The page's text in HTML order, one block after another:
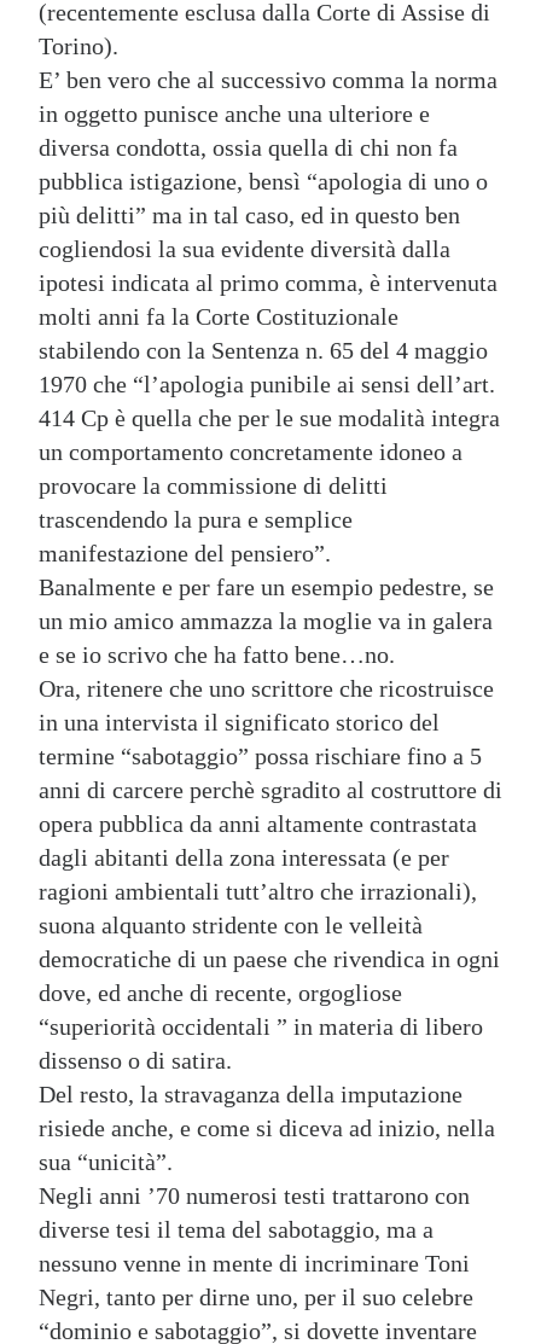
(recentemente esclusa dalla Corte di Assise di
Torino).
E’ ben vero che al successivo comma la norma
in oggetto punisce anche una ulteriore e
diversa condotta, ossia quella di chi non fa
pubblica istigazione, bensì “apologia di uno o
più delitti” ma in tal caso, ed in questo ben
cogliendosi la sua evidente diversità dalla
ipotesi indicata al primo comma, è intervenuta
molti anni fa la Corte Costituzionale
stabilendo con la Sentenza n. 65 del 4 maggio
1970 che “l’apologia punibile ai sensi dell’art.
414 Cp è quella che per le sue modalità integra
un comportamento concretamente idoneo a
provocare la commissione di delitti
trascendendo la pura e semplice
manifestazione del pensiero”.
Banalmente e per fare un esempio pedestre, se
un mio amico ammazza la moglie va in galera
e se io scrivo che ha fatto bene…no.
Ora, ritenere che uno scrittore che ricostruisce
in una intervista il significato storico del
termine “sabotaggio” possa rischiare fino a 5
anni di carcere perchè sgradito al costruttore di
opera pubblica da anni altamente contrastata
dagli abitanti della zona interessata (e per
ragioni ambientali tutt’altro che irrazionali),
suona alquanto stridente con le velleità
democratiche di un paese che rivendica in ogni
dove, ed anche di recente, orgogliose
“superiorità occidentali ” in materia di libero
dissenso o di satira.
Del resto, la stravaganza della imputazione
risiede anche, e come si diceva ad inizio, nella
sua “unicità”.
Negli anni ’70 numerosi testi trattarono con
diverse tesi il tema del sabotaggio, ma a
nessuno venne in mente di incriminare Toni
Negri, tanto per dirne uno, per il suo celebre
“dominio e sabotaggio”, si dovette inventare